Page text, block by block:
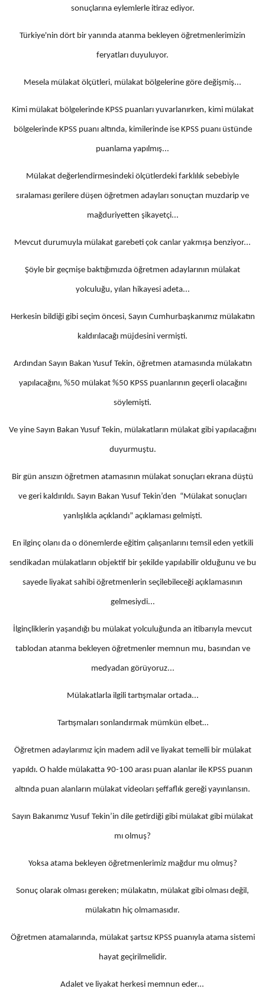
sonuçlarına eylemlerle itiraz ediyor.
Türkiye'nin dört bir yanında atanma bekleyen öğretmenlerimizin
feryatları duyuluyor.
Mesela mülakat ölçütleri, mülakat bölgelerine göre değişmiş...
Kimi mülakat bölgelerinde KPSS puanları yuvarlanırken, kimi mülakat
bölgelerinde KPSS puanı altında, kimilerinde ise KPSS puanı üstünde
puanlama yapılmış...
Mülakat değerlendirmesindeki ölçütlerdeki farklılık sebebiyle
sıralaması gerilere düşen öğretmen adayları sonuçtan muzdarip ve
mağduriyetten şikayetçi...
Mevcut durumuyla mülakat garebeti çok canlar yakmışa benziyor...
Şöyle bir geçmişe baktığımızda öğretmen adaylarının mülakat
yolculuğu, yılan hikayesi adeta...
Herkesin bildiği gibi seçim öncesi, Sayın Cumhurbaşkanımız mülakatın
kaldırılacağı müjdesini vermişti.
Ardından Sayın Bakan Yusuf Tekin, öğretmen atamasında mülakatın
yapılacağını, %50 mülakat %50 KPSS puanlarının geçerli olacağını
söylemişti.
Ve yine Sayın Bakan Yusuf Tekin, mülakatların mülakat gibi yapılacağını
duyurmuştu.
Bir gün ansızın öğretmen atamasının mülakat sonuçları ekrana düştü
ve geri kaldırıldı. Sayın Bakan Yusuf Tekin’den “Mülakat sonuçları
yanlışlıkla açıklandı” açıklaması gelmişti.
En ilginç olanı da o dönemlerde eğitim çalışanlarını temsil eden yetkili
sendikadan mülakatların objektif bir şekilde yapılabilir olduğunu ve bu
sayede liyakat sahibi öğretmenlerin seçilebileceği açıklamasının
gelmesiydi...
İlginçliklerin yaşandığı bu mülakat yolculuğunda an itibarıyla mevcut
tablodan atanma bekleyen öğretmenler memnun mu, basından ve
medyadan görüyoruz...
Mülakatlarla ilgili tartışmalar ortada...
Tartışmaları sonlandırmak mümkün elbet…
Öğretmen adaylarımız için madem adil ve liyakat temelli bir mülakat
yapıldı. O halde mülakatta 90-100 arası puan alanlar ile KPSS puanın
altında puan alanların mülakat videoları şeffaflık gereği yayınlansın.
Sayın Bakanımız Yusuf Tekin’in dile getirdiği gibi mülakat gibi mülakat
mı olmuş?
Yoksa atama bekleyen öğretmenlerimiz mağdur mu olmuş?
Sonuç olarak olması gereken; mülakatın, mülakat gibi olması değil,
mülakatın hiç olmamasıdır.
Öğretmen atamalarında, mülakat şartsız KPSS puanıyla atama sistemi
hayat geçirilmelidir.
Adalet ve liyakat herkesi memnun eder…